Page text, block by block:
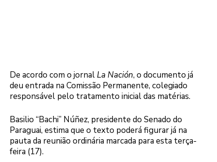
De acordo com o jornalLa Nación, o documento já
deu entrada na Comissão Permanente, colegiado
responsável pelo tratamento inicial das matérias.
Basilio “Bachi” Núñez, presidente do Senado do
Paraguai, estima que o texto poderá figurar já na
pauta da reunião ordinária marcada para esta terça-
feira (17).